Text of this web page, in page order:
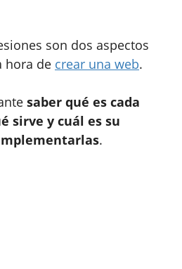
son dos aspectos
hora de crear una web.
saber qué es cada
sirve y cuál es su
.